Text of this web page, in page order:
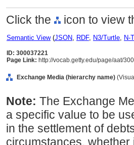
Click the icon to view
Semantic View(JSON, RDF, N3/Turtle, N-
ID: 300037221
Page Link: http://vocab.getty.edu/page/aat/
Exchange Media (hierarchy name)
Note: The Exchange
a specific value to be
in the settlement of
circumstances,